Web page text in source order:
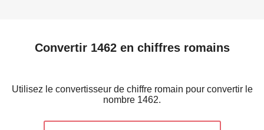
Convertir 1462 en chiffres romains
Utilisez le convertisseur de chiffre romain pour convertir le
nombre 1462.